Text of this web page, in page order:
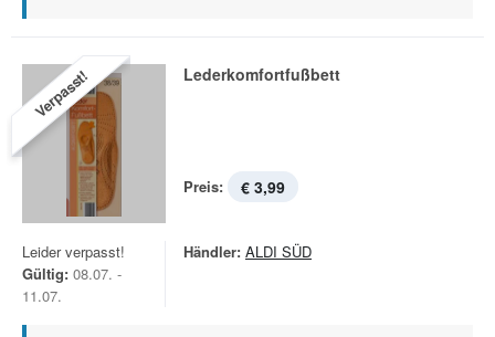
Verpasst! Lederkomfortfußbett
Preis: € 3,99
Leider verpasst!
Gültig: 08.07. -
11.07.
Händler: ALDI SÜD